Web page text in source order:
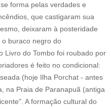
forma pelas verdades e
que castigaram sua
deixaram à posteridade
buraco negro do
Livro do Tombo foi roubado por
é feito no condicional:
(hoje Ilha Porchat - antes
na Praia de Paranapuã (antiga
A formação cultural do